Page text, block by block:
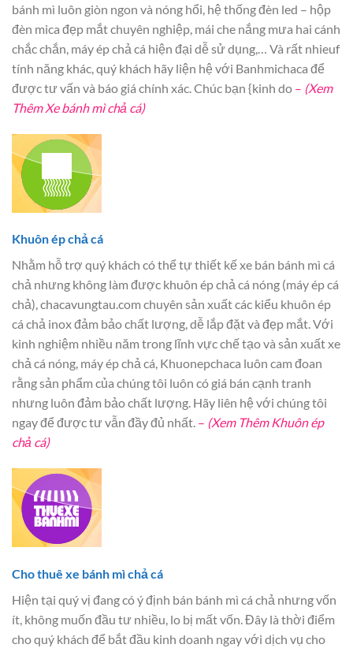
bánh mì luôn giòn ngon và nóng hổi, hệ thống đèn led – hộp
đèn mica đẹp mắt chuyên nghiệp, mái che nắng mưa hai cánh
chắc chắn, máy ép chả cá hiện đại dễ sử dụng,… Và rất nhieuf
tính năng khác, quý khách hãy liện hệ với Banhmichaca để
được tư vấn và báo giá chính xác. Chúc bạn {kinh do – (Xem
Thêm Xe bánh mì chả cá)
Khuôn ép chả cá
Nhằm hỗ trợ quý khách có thể tự thiết kế xe bán bánh mì cá
chả nhưng không làm được khuôn ép chả cá nóng (máy ép cá
chả), chacavungtau.com chuyên sản xuất các kiểu khuôn ép
cá chả inox đảm bảo chất lượng, dễ lắp đặt và đẹp mắt. Với
kinh nghiệm nhiều năm trong lĩnh vực chế tạo và sản xuất xe
chả cá nóng, máy ép chả cá, Khuonepchaca luôn cam đoan
rằng sản phẩm của chúng tôi luôn có giá bán cạnh tranh
nhưng luôn đảm bảo chất lượng. Hãy liên hệ với chúng tôi
ngay để được tư vẫn đầy đủ nhất. – (Xem Thêm Khuôn ép
chả cá)
Cho thuê xe bánh mì chả cá
Hiện tại quý vị đang có ý định bán bánh mì cá chả nhưng vốn
ít, không muốn đầu tư nhiều, lo bị mất vốn. Đây là thời điểm
cho quý khách để bắt đầu kinh doanh ngay với dịch vụ cho